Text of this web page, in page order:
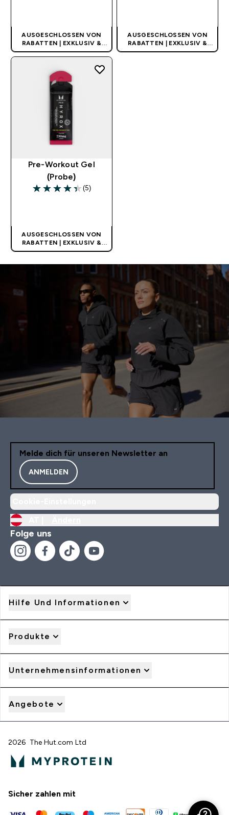
AUSGESCHLOSSEN VON
RABATTEN | EXKLUSIV &
LIMITIERT
AUSGESCHLOSSEN VON
RABATTEN | EXKLUSIV &
LIMITIERT
Pre-Workout Gel
(Probe)
4.4 out of 5 stars
(5)
AUSGESCHLOSSEN VON
RABATTEN | EXKLUSIV &
LIMITIERT
Melde dich für unseren Newsletter an
ANMELDEN
Folge uns
Hilfe Und Informationen
Produkte
Unternehmensinformationen
Angebote
2026 The Hut.com Ltd
Sicher zahlen mit